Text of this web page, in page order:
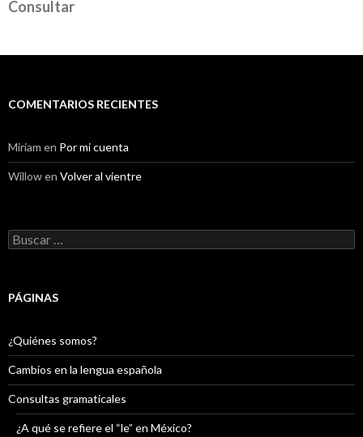
Consultar
COMENTARIOS RECIENTES
Miriam en Por mi cuenta
Willowen Volver al vientre
Buscar:
PÁGINAS
¿Quiénes somos?
Cambios en la lengua española
Consultas gramaticales
¿A qué se refiere el “le” en México?